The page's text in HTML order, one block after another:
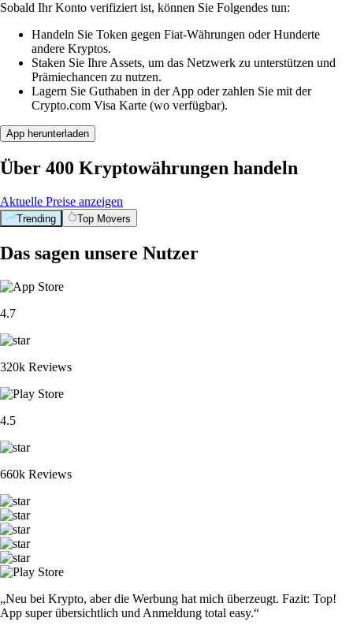
Sobald Ihr Konto verifiziert ist, können Sie Folgendes tun:
Handeln Sie Token gegen Fiat-Währungen oder Hunderte
andere Kryptos.
Staken Sie Ihre Assets, um das Netzwerk zu unterstützen und
Prämiechancen zu nutzen.
Lagern Sie Guthaben in der App oder zahlen Sie mit der
Crypto.com Visa Karte (wo verfügbar).
App herunterladen
Über 400 Kryptowährungen handeln
Aktuelle Preise anzeigen
Trending Top Movers
Das sagen unsere Nutzer
4.7
320k Reviews
4.5
660k Reviews
„Neu bei Krypto, aber die Werbung hat mich überzeugt. Fazit: Top!
App super übersichtlich und Anmeldung total easy.“